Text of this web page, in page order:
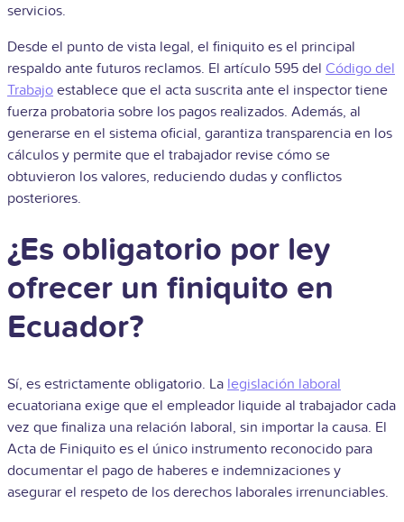
servicios.
Desde el punto de vista legal, el finiquito es el principal
respaldo ante futuros reclamos. El artículo 595 del Código del
Trabajo establece que el acta suscrita ante el inspector tiene
fuerza probatoria sobre los pagos realizados. Además, al
generarse en el sistema oficial, garantiza transparencia en los
cálculos y permite que el trabajador revise cómo se
obtuvieron los valores, reduciendo dudas y conflictos
posteriores.
¿Es obligatorio por ley
ofrecer un finiquito en
Ecuador?
Sí, es estrictamente obligatorio. La legislación laboral
ecuatoriana exige que el empleador liquide al trabajador cada
vez que finaliza una relación laboral, sin importar la causa. El
Acta de Finiquito es el único instrumento reconocido para
documentar el pago de haberes e indemnizaciones y
asegurar el respeto de los derechos laborales irrenunciables.